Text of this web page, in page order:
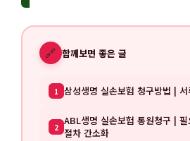
🔗 함께보면 좋은 글
1 삼성생명 실손보험 청구방법 |
2 ABL생명 실손보험 통원청구 |
절차 간소화